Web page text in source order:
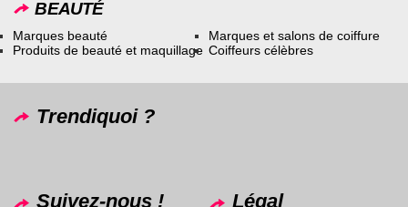
BEAUTÉ
Marques beauté
Produits de beauté et maquillage
Marques et salons de coiffure
Coiffeurs célèbres
Trendiquoi ?
Suivez-nous ! Légal